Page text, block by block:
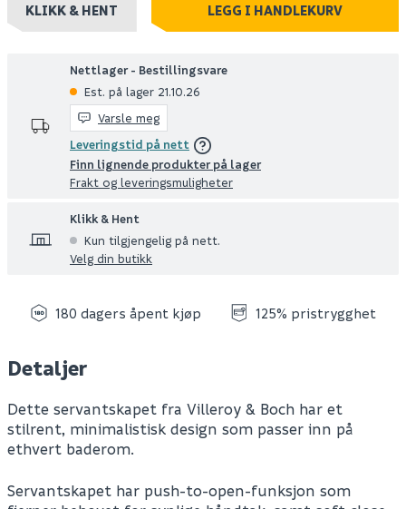
KLIKK & HENT LEGG I HANDLEKURV
Nettlager - Bestillingsvare
Est. på lager 21.10.26
Varsle meg
Leveringstid på nett
Finn lignende produkter på lager
Frakt og leveringsmuligheter
Klikk & Hent
Kun tilgjengelig på nett.
Velg din butikk
180 dagers åpent kjøp 125% pristrygghet
Detaljer
Dette servantskapet fra Villeroy & Boch har et
stilrent, minimalistisk design som passer inn på
ethvert baderom.
Servantskapet har push-to-open-funksjon som